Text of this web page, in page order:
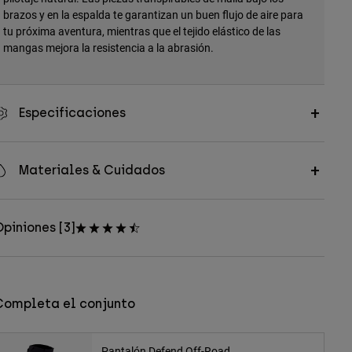
brazos y en la espalda te garantizan un buen flujo de aire para
tu próxima aventura, mientras que el tejido elástico de las
mangas mejora la resistencia a la abrasión.
Especificaciones
Materiales & Cuidados
[3]
el conjunto